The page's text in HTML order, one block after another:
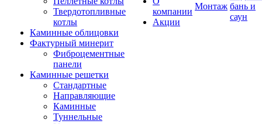
Твердотопливные
котлы
Каминные облицовки
Фактурный минерит
Фиброцементные
панели
Каминные решетки
Стандартные
Направляющие
Каминные
Туннельные
компании
Акции
Монтаж бань и
саун